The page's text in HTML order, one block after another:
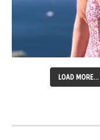
LOAD MORE...